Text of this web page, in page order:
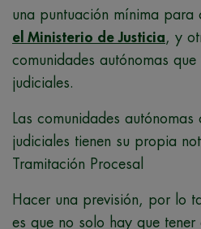
una puntuación mínima
el Ministerio de Justicia, y
comunidades autónomas
judiciales.
Las comunidades
judiciales tienen su propia
Tramitación Procesal
Hacer una previsión, por lo
es que no solo hay que tener